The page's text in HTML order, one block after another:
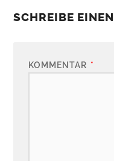
SCHREIBE
KOMMENTAR *